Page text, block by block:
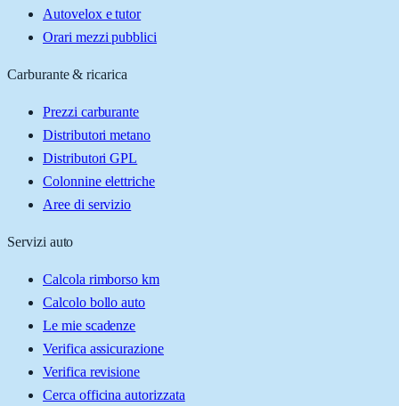
Autovelox e tutor
Orari mezzi pubblici
Carburante & ricarica
Prezzi carburante
Distributori metano
Distributori GPL
Colonnine elettriche
Aree di servizio
Servizi auto
Calcola rimborso km
Calcolo bollo auto
Le mie scadenze
Verifica assicurazione
Verifica revisione
Cerca officina autorizzata